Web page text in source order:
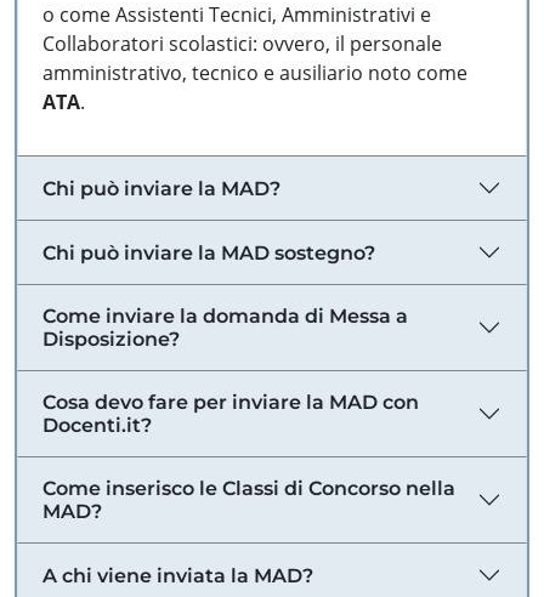
o come Assistenti Tecnici, Amministrativi e
Collaboratori scolastici: ovvero, il personale
amministrativo, tecnico e ausiliario noto come
ATA.
Chi può inviare la MAD?
Chi può inviare la MAD sostegno?
Come inviare la domanda di Messa a
Disposizione?
Cosa devo fare per inviare la MAD con
Docenti.it?
Come inserisco le Classi di Concorso nella
MAD?
A chi viene inviata la MAD?